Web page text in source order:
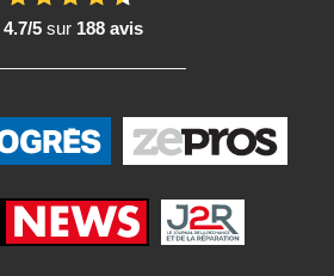
4.7/5sur 188 avis